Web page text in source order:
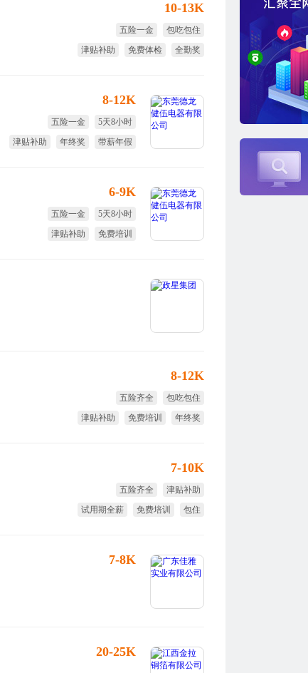
10-13K
五险一金
包吃包住
津贴补助
免费体检
全勤奖
8-12K
五险一金
5天8小时
津贴补助
年终奖
带薪年假
6-9K
五险一金
5天8小时
津贴补助
免费培训
8-12K
五险齐全
包吃包住
津贴补助
免费培训
年终奖
7-10K
五险齐全
津贴补助
试用期全薪
免费培训 包住
7-8K
20-25K